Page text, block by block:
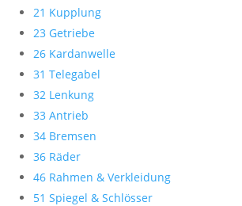
21 Kupplung
23 Getriebe
26 Kardanwelle
31 Telegabel
32 Lenkung
33 Antrieb
34 Bremsen
36 Räder
46 Rahmen & Verkleidung
51 Spiegel & Schlösser